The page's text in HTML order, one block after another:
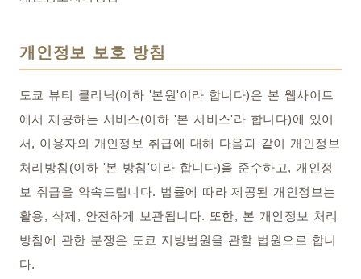
개인정보 보호 방침
도쿄 뷰티 클리닉(이하 '본원'이라 합니다)은 본 웹사이트
에서 제공하는 서비스(이하 '본 서비스'라 합니다)에 있어
서, 이용자의 개인정보 취급에 대해 다음과 같이 개인정보
처리방침(이하 '본 방침'이라 합니다)을 준수하고, 개인정
보 취급을 약속드립니다. 법률에 따라 제공된 개인정보는
활용, 삭제, 안전하게 보관됩니다. 또한, 본 개인정보 처리
방침에 관한 분쟁은 도쿄 지방법원을 관할 법원으로 합니
다.